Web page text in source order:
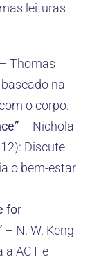
leituras
Thomas
na
o corpo.
– Nichola
Discute
o bem-estar
for
– N. W. Keng
a ACT e